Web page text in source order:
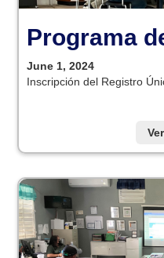
Programa
June 1, 2024
Inscripción del Registro